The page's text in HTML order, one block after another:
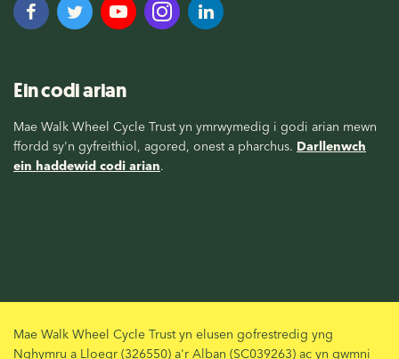
Ein codi arian
Mae Walk Wheel Cycle Trust yn ymrwymedig i godi arian mewn
ffordd sy'n gyfreithiol, agored, onest a pharchus. Darllenwch
ein haddewid codi arian.
Mae Walk Wheel Cycle Trust yn elusen gofrestredig yng
Nghymru a Lloegr (326550) a'r Alban (SC039263) ac yn gwmni